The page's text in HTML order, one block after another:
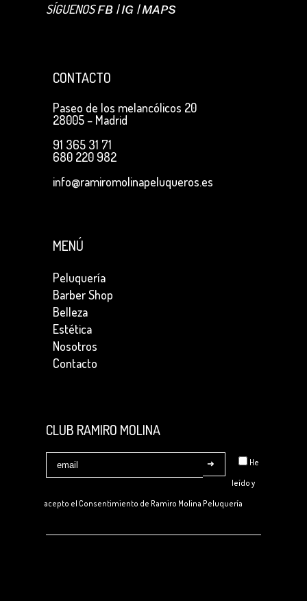
SÍGUENOSFB |IG |MAPS
CONTACTO
Paseo de los melancólicos 20
28005 – Madrid
91 365 31 71
680 220 982
info@ramiromolinapeluqueros.es
MENÚ
Peluquería
Barber Shop
Belleza
Estética
Nosotros
Contacto
CLUB RAMIRO MOLINA
He
leído y
acepto el Consentimiento de Ramiro Molina Peluquería